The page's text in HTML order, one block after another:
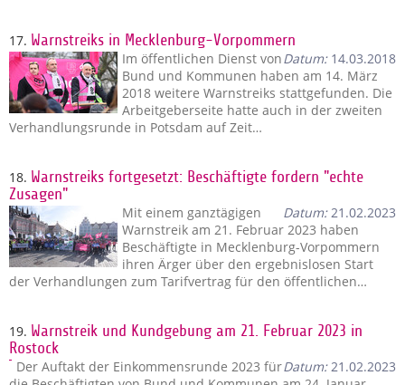
17. Warnstreiks in Mecklenburg-Vorpommern
Datum:14.03.2018
Im öffentlichen Dienst von
Bund und Kommunen haben am 14. März
2018 weitere Warnstreiks stattgefunden. Die
Arbeitgeberseite hatte auch in der zweiten
Verhandlungsrunde in Potsdam auf Zeit…
18. Warnstreiks fortgesetzt: Beschäftigte fordern "echte
Zusagen"
Datum:21.02.2023
Mit einem ganztägigen
Warnstreik am 21. Februar 2023 haben
Beschäftigte in Mecklenburg-Vorpommern
ihren Ärger über den ergebnislosen Start
der Verhandlungen zum Tarifvertrag für den öffentlichen…
19. Warnstreik und Kundgebung am 21. Februar 2023 in
Rostock
Datum:21.02.2023
Der Auftakt der Einkommensrunde 2023 für